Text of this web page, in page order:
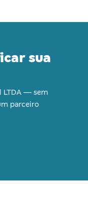
sua
LTDA — sem
parceiro